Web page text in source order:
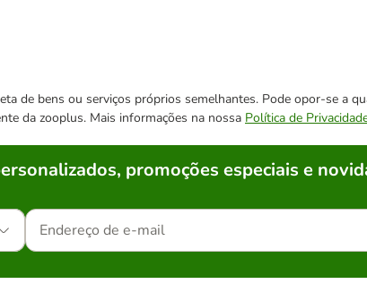
de bens ou serviços próprios semelhantes. Pode opor-se a
da zooplus. Mais informações na nossa Política de
promoções especiais e